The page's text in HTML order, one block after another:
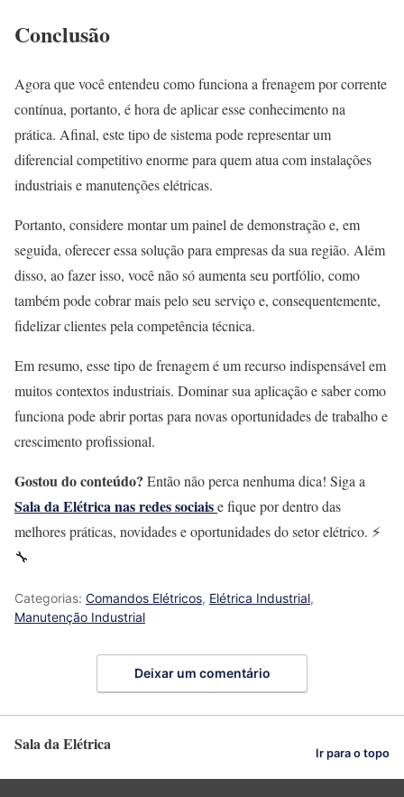
Conclusão
Agora que você entendeu como funciona a frenagem por corrente
contínua, portanto, é hora de aplicar esse conhecimento na
prática. Afinal, este tipo de sistema pode representar um
diferencial competitivo enorme para quem atua com instalações
industriais e manutenções elétricas.
Portanto, considere montar um painel de demonstração e, em
seguida, oferecer essa solução para empresas da sua região. Além
disso, ao fazer isso, você não só aumenta seu portfólio, como
também pode cobrar mais pelo seu serviço e, consequentemente,
fidelizar clientes pela competência técnica.
Em resumo, esse tipo de frenagem é um recurso indispensável em
muitos contextos industriais. Dominar sua aplicação e saber como
funciona pode abrir portas para novas oportunidades de trabalho e
crescimento profissional.
Gostou do conteúdo? Então não perca nenhuma dica! Siga a
Sala da Elétrica nas redes sociaise fique por dentro das
melhores práticas, novidades e oportunidades do setor elétrico. ⚡
🔧
Categorias: Comandos Elétricos, Elétrica Industrial,
Manutenção Industrial
Deixar um comentário
Sala da Elétrica Ir para o topo